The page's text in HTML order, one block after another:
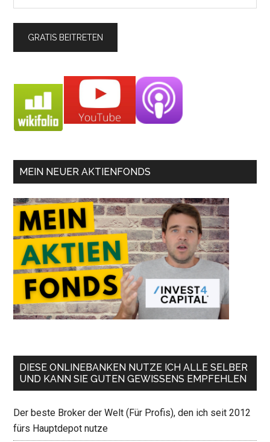
MEIN NEUER AKTIENFONDS
DIESE ONLINEBANKEN NUTZE ICH ALLE SELBER
UND KANN SIE GUTEN GEWISSENS EMPFEHLEN
Der beste Broker der Welt (Für Profis), den ich seit 2012
fürs Hauptdepot nutze